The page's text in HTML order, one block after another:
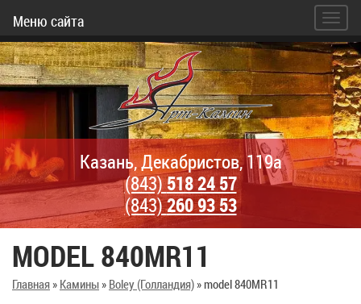
Меню сайта
Казань, Декабристов, 119а
(843)518 24 57
(843)260 93 53
MODEL 840MR11
Главная» Камины» Boley (Голландия)»model 840MR11